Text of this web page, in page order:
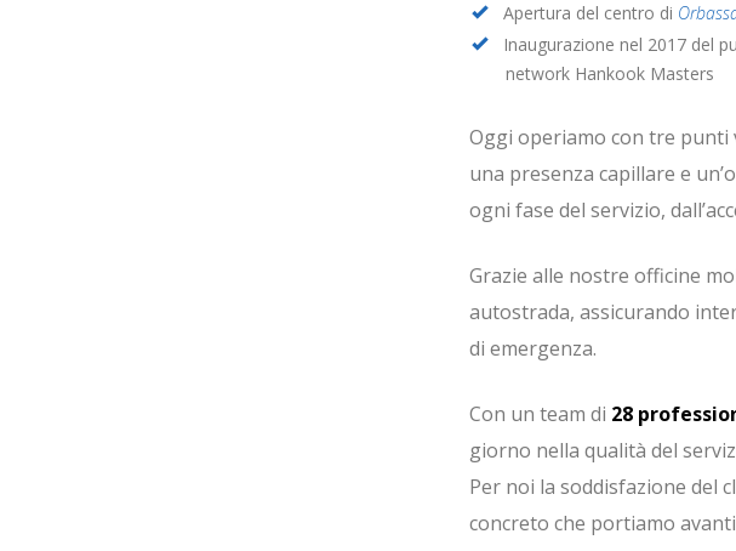
Apertura del centro di
Inaugurazione nel 2017 del
network Hankook Masters
Oggi operiamo con tre
una presenza capillare e
ogni fase del servizio,
Grazie alle nostre officine
autostrada, assicurando
di emergenza.
Con un team di 28
giorno nella qualità del
Per noi la soddisfazione del
concreto che portiamo